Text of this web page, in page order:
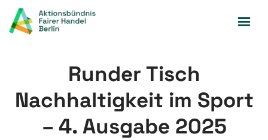
Zum
Runder Tisch
Nachhaltigkeit im Sport
– 4. Ausgabe 2025